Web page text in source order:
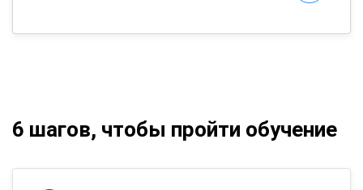
6 шагов, чтобы пройти обучение